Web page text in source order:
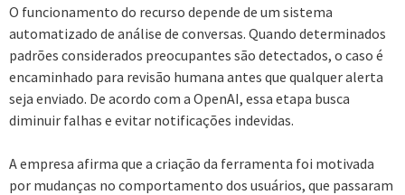
O funcionamento do recurso depende de um sistema
automatizado de análise de conversas. Quando determinados
padrões considerados preocupantes são detectados, o caso é
encaminhado para revisão humana antes que qualquer alerta
seja enviado. De acordo com a OpenAI, essa etapa busca
diminuir falhas e evitar notificações indevidas.
A empresa afirma que a criação da ferramenta foi motivada
por mudanças no comportamento dos usuários, que passaram